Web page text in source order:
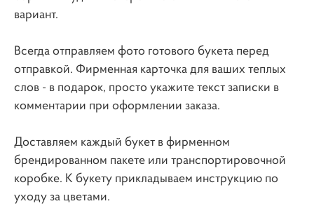
вариант.
Всегда отправляем фото готового букета перед
отправкой. Фирменная карточка для ваших теплых
слов - в подарок, просто укажите текст записки в
комментарии при оформлении заказа.
Доставляем каждый букет в фирменном
брендированном пакете или транспортировочной
коробке. К букету прикладываем инструкцию по
уходу за цветами.